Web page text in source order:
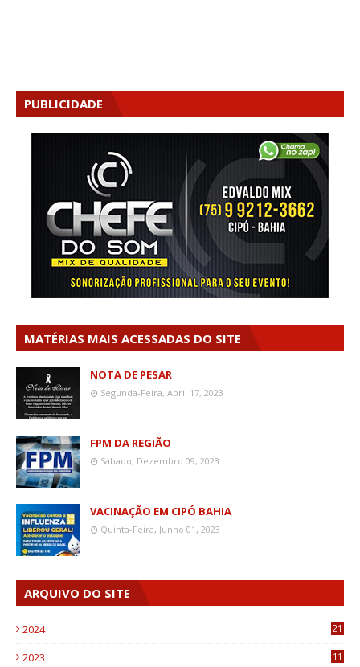
PUBLICIDADE
MATÉRIAS MAIS ACESSADAS DO SITE
NOTA DE PESAR
Segunda-Feira, Abril 17, 2023
FPM DA REGIÃO
Sábado, Dezembro 09, 2023
VACINAÇÃO EM CIPÓ BAHIA
Quinta-Feira, Junho 01, 2023
ARQUIVO DO SITE
2024 21
2023
11